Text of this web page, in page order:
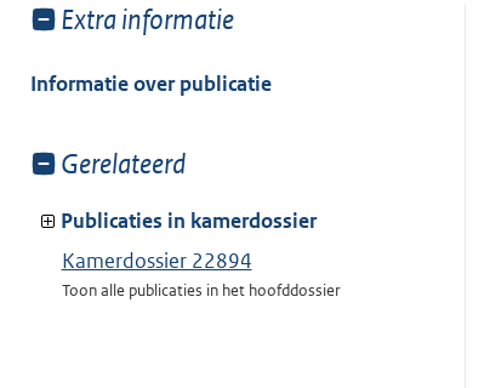
Toon
van:
Extra informatie
Informatie over publicatie
Toon
van:
Gerelateerd
Publicaties in kamerdossier
Kamerdossier 22894
Toon alle publicaties in het hoofddossier